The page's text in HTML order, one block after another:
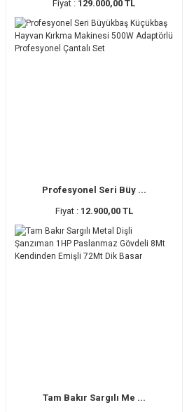
Fiyat : 129.000,00 TL
Profesyonel Seri Büy ...
Fiyat : 12.900,00 TL
Tam Bakır Sargılı Me ...